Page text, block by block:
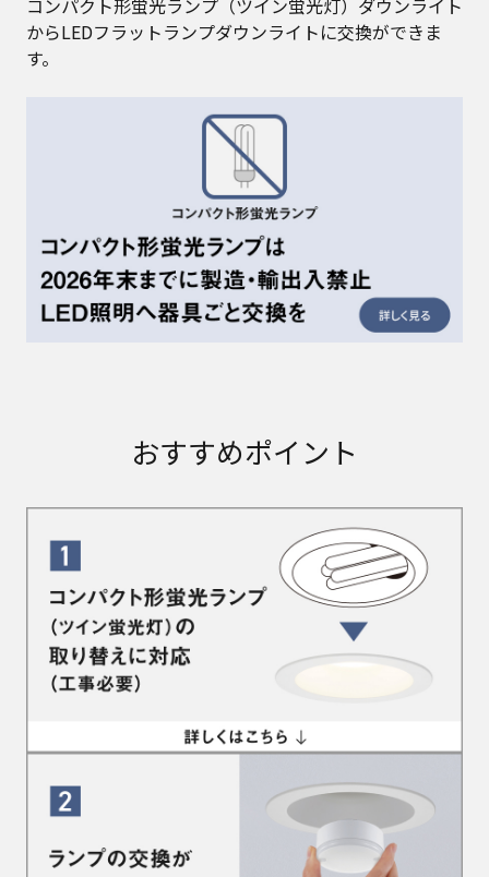
コンパクト形蛍光ランプ（ツイン蛍光灯）ダウンライト
からLEDフラットランプダウンライトに交換ができま
す。
おすすめポイント